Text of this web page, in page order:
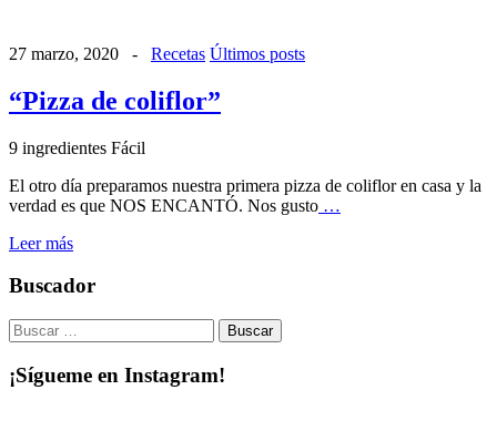
27 marzo, 2020 - Recetas Últimos posts
“Pizza de coliflor”
9 ingredientes Fácil
El otro día preparamos nuestra primera pizza de coliflor en casa y la
verdad es que NOS ENCANTÓ. Nos gusto …
Leer más
Buscador
¡Sígueme en Instagram!